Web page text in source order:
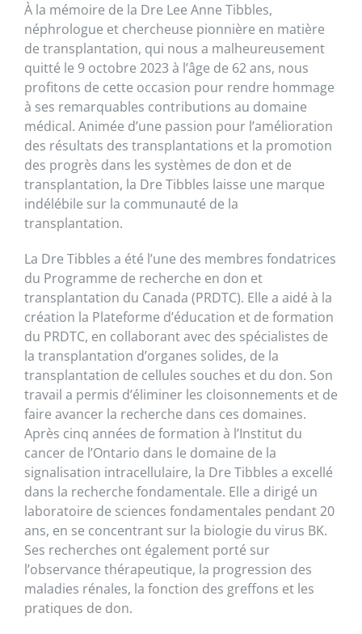
À la mémoire de la Dre Lee Anne Tibbles,
néphrologue et chercheuse pionnière en matière
de transplantation, qui nous a malheureusement
quitté le 9 octobre 2023 à l’âge de 62 ans, nous
profitons de cette occasion pour rendre hommage
à ses remarquables contributions au domaine
médical. Animée d’une passion pour l’amélioration
des résultats des transplantations et la promotion
des progrès dans les systèmes de don et de
transplantation, la Dre Tibbles laisse une marque
indélébile sur la communauté de la
transplantation.
La Dre Tibbles a été l’une des membres fondatrices
du Programme de recherche en don et
transplantation du Canada (PRDTC). Elle a aidé à la
création la Plateforme d’éducation et de formation
du PRDTC, en collaborant avec des spécialistes de
la transplantation d’organes solides, de la
transplantation de cellules souches et du don. Son
travail a permis d’éliminer les cloisonnements et de
faire avancer la recherche dans ces domaines.
Après cinq années de formation à l’Institut du
cancer de l’Ontario dans le domaine de la
signalisation intracellulaire, la Dre Tibbles a excellé
dans la recherche fondamentale. Elle a dirigé un
laboratoire de sciences fondamentales pendant 20
ans, en se concentrant sur la biologie du virus BK.
Ses recherches ont également porté sur
l’observance thérapeutique, la progression des
maladies rénales, la fonction des greffons et les
pratiques de don.